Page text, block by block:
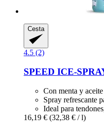
Cesta
4.5 (2)
SPEED ICE-​
Con menta y
Spray refrescante
Ideal para
16,19 € (32,38 € / l)